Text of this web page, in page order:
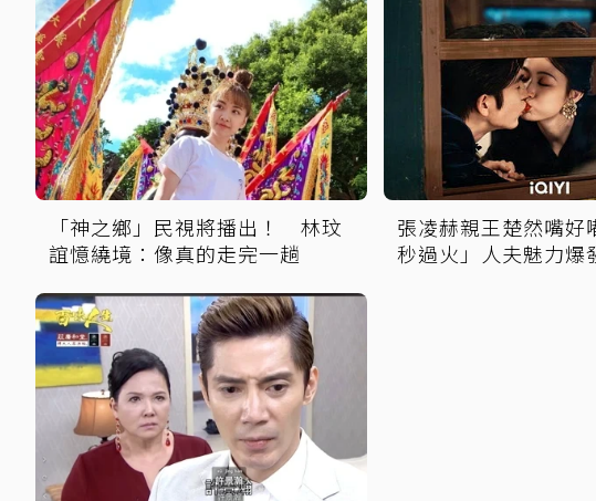
「神之鄉」民視將播出！ 林玟
誼憶繞境：像真的走完一趟
張凌赫親王楚然嘴好
秒過火」人夫魅力爆